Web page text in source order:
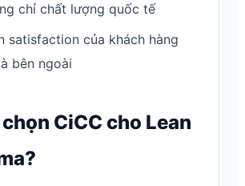
chỉ chất lượng quốc tế
satisfaction của khách hàng
bên ngoài
CiCC cho Lean